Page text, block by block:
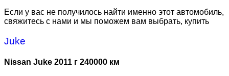
Если у вас не получилось найти именно этот автомобиль,
свяжитесь с нами и мы поможем вам выбрать, купить
Juke
Nissan Juke 2011 г 240000 км